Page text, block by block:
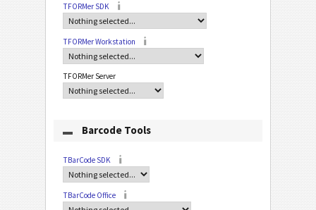
TFORMer SDK
TFORMer Workstation
TFORMer Server
Barcode Tools
TBarCode SDK
TBarCode Office